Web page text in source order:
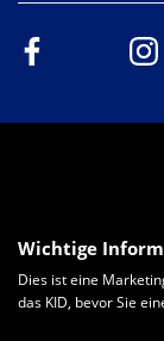
Wichtige
Dies ist eine
das KID, bevor Sie